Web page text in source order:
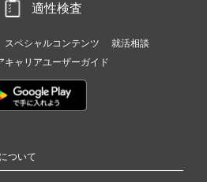
適性検査
スペシャルコンテンツ
就活相談
キャリアユーザーガイド
ついて